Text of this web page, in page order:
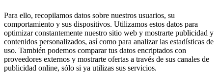
Para ello, recopilamos datos sobre nuestros usuarios, su
comportamiento y sus dispositivos. Utilizamos estos datos para
optimizar constantemente nuestro sitio web y mostrarte publicidad y
contenidos personalizados, así como para analizar las estadísticas de
uso. También podemos comparar tus datos encriptados con
proveedores externos y mostrarte ofertas a través de sus canales de
publicidad online, sólo si ya utilizas sus servicios.